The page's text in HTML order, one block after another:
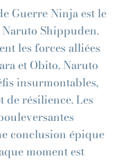
Guerre Ninja est le
Shippuden.
les forces alliées
et Obito. Naruto
insurmontables,
de résilience. Les
conclusion épique
moment est